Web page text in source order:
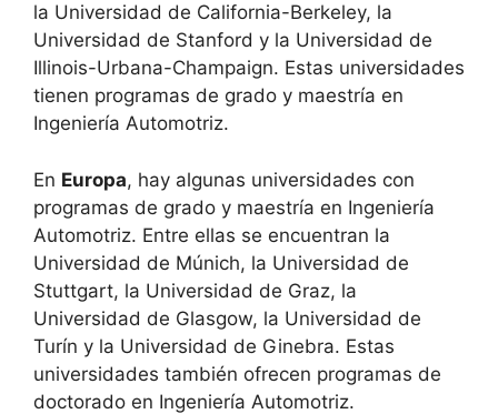
la Universidad de California-Berkeley, la
Universidad de Stanford y la Universidad de
Illinois-Urbana-Champaign. Estas universidades
tienen programas de grado y maestría en
Ingeniería Automotriz.
En Europa, hay algunas universidades con
programas de grado y maestría en Ingeniería
Automotriz. Entre ellas se encuentran la
Universidad de Múnich, la Universidad de
Stuttgart, la Universidad de Graz, la
Universidad de Glasgow, la Universidad de
Turín y la Universidad de Ginebra. Estas
universidades también ofrecen programas de
doctorado en Ingeniería Automotriz.